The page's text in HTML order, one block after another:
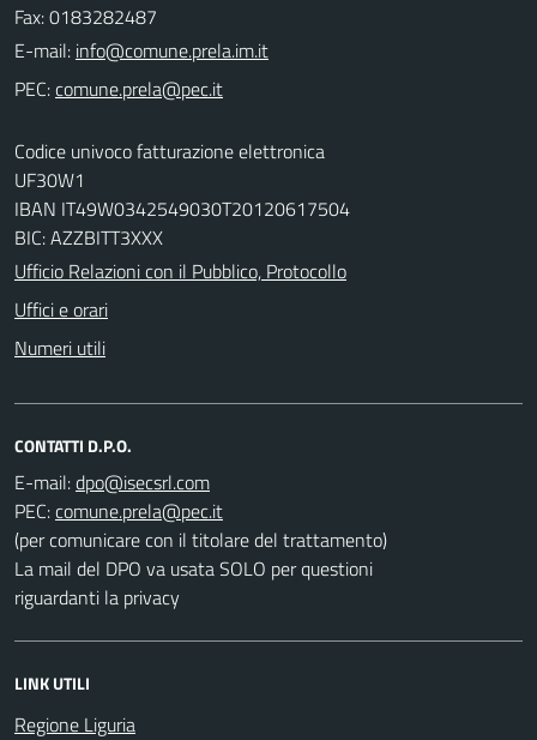
Fax: 0183282487
E-mail:
PEC:
Codice univoco fatturazione elettronica
UF30W1
IBAN IT49W0342549030T20120617504
BIC: AZZBITT3XXX
Ufficio Relazioni con il Pubblico, Protocollo
Uffici e orari
Numeri utili
CONTATTI D.P.O.
E-mail:
PEC:
(per comunicare con il titolare del trattamento)
La mail del DPO va usata SOLO per questioni
riguardanti la privacy
LINK UTILI
Regione Liguria